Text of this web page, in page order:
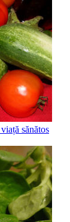
sănătos